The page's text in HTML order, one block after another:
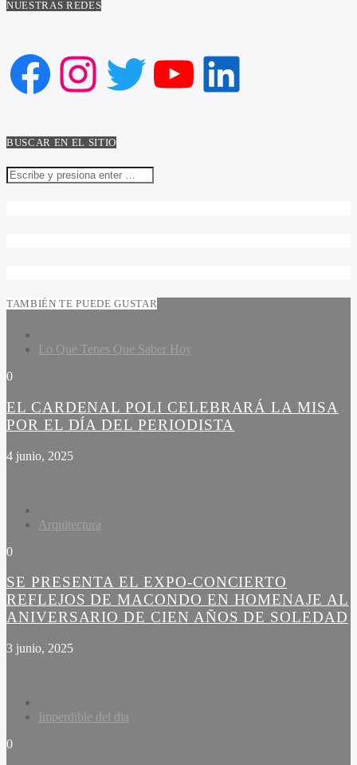
NUESTRAS REDES
Facebook
Instagram
Twitter
YouTube
LinkedIn
BUSCAR EN EL SITIO
TAMBIÉN TE PUEDE GUSTAR
Lo Que Tenes Que Saber Hoy
0
EL CARDENAL POLI CELEBRARÁ LA MISA
POR EL DÍA DEL PERIODISTA
4 junio, 2025
Arquitectura
0
SE PRESENTA EL EXPO-CONCIERTO
REFLEJOS DE MACONDO EN HOMENAJE AL
ANIVERSARIO DE CIEN AÑOS DE SOLEDAD
3 junio, 2025
Imperdible del dia
0